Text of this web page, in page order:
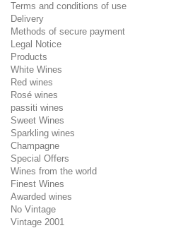
Terms and conditions of use
Delivery
Methods of secure payment
Legal Notice
Products
White Wines
Red wines
Rosé wines
passiti wines
Sweet Wines
Sparkling wines
Champagne
Special Offers
Wines from the world
Finest Wines
Awarded wines
No Vintage
Vintage 2001